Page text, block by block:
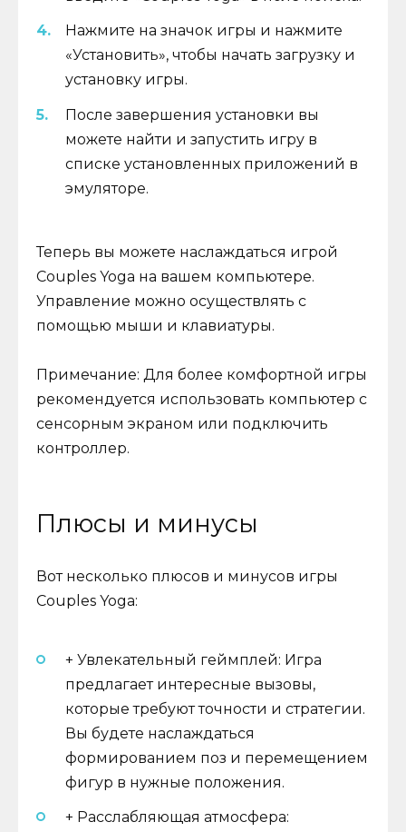
Нажмите на значок игры и нажмите
«Установить», чтобы начать загрузку и
установку игры.
После завершения установки вы
можете найти и запустить игру в
списке установленных приложений в
эмуляторе.
Теперь вы можете наслаждаться игрой
Couples Yoga на вашем компьютере.
Управление можно осуществлять с
помощью мыши и клавиатуры.
Примечание: Для более комфортной игры
рекомендуется использовать компьютер с
сенсорным экраном или подключить
контроллер.
Плюсы и минусы
Вот несколько плюсов и минусов игры
Couples Yoga:
+ Увлекательный геймплей: Игра
предлагает интересные вызовы,
которые требуют точности и стратегии.
Вы будете наслаждаться
формированием поз и перемещением
фигур в нужные положения.
+ Расслабляющая атмосфера: